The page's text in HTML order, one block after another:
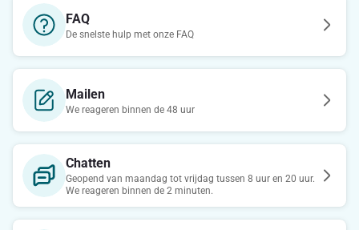
FAQ
De snelste hulp met onze FAQ
Mailen
We reageren binnen de 48 uur
Chatten
Geopend van maandag tot vrijdag tussen 8 uur en 20 uur.
We reageren binnen de 2 minuten.